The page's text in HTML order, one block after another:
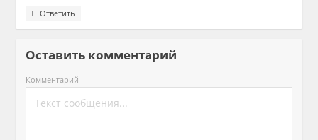
Ответить
Оставить комментарий
Комментарий